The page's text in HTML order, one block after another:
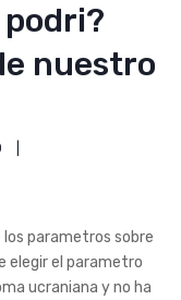
nuestro
parametros sobre
elegir el parametro
ucraniana y no ha